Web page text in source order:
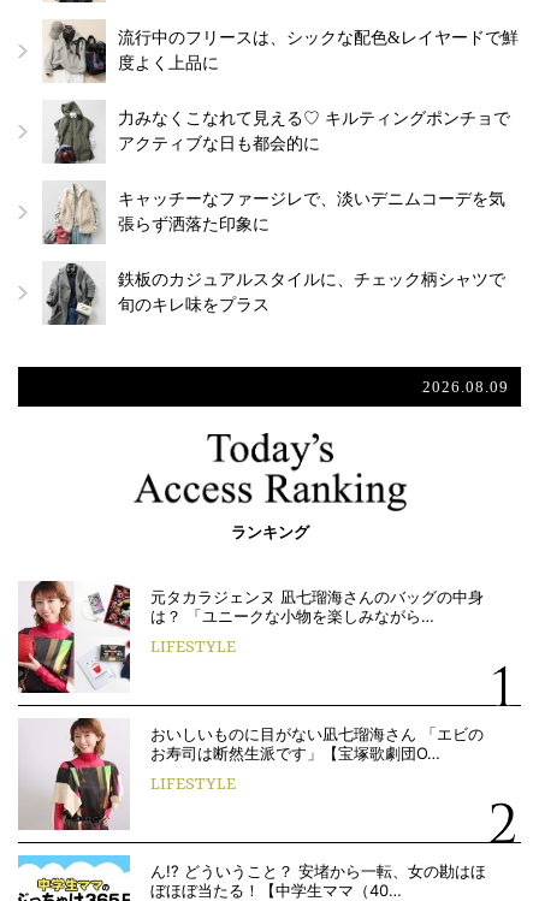
流行中のフリースは、シックな配色&レイヤードで鮮
度よく上品に
力みなくこなれて見える♡ キルティングポンチョで
アクティブな日も都会的に
キャッチーなファージレで、淡いデニムコーデを気
張らず洒落た印象に
鉄板のカジュアルスタイルに、チェック柄シャツで
旬のキレ味をプラス
2026.08.09
ランキング
元タカラジェンヌ 凪七瑠海さんのバッグの中身
は？ 「ユニークな小物を楽しみながら…
LIFESTYLE
おいしいものに目がない凪七瑠海さん 「エビの
お寿司は断然生派です」【宝塚歌劇団O…
LIFESTYLE
ん!? どういうこと？ 安堵から一転、女の勘はほ
ぼほぼ当たる！【中学生ママ（40…